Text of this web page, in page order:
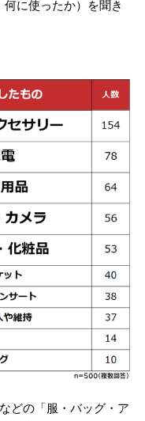
に使ったか）を聞き
どの「服・バッグ・ア